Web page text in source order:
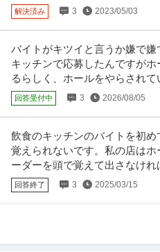
解決済み 3 2023/05/03
バイトがキツイと言うか嫌で
キッチンで応募したんですが
るらしく、ホールをやらされ
回答受付中 3 2026/08/05
飲食のキッチンのバイトを初
覚えられないです。私の店は
ーダーを頭で覚えて出さなけ
回答終了 3 2025/03/15